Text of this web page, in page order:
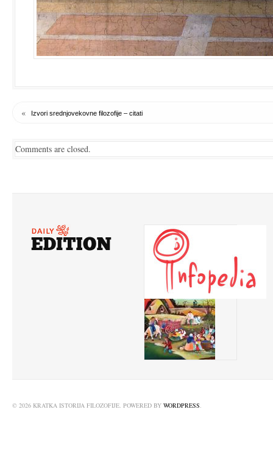
« Izvori srednjovekovne filozofije – citati
Comments are closed.
© 2026 KRATKA ISTORIJA FILOZOFIJE. POWERED BY WORDPRESS.